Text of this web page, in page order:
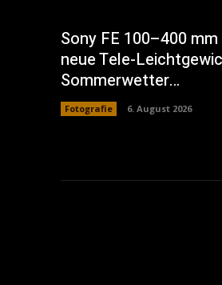
Sony FE 100–400 mm
neue Tele-
Sommerwetter…
Fotografie 6. August 2026